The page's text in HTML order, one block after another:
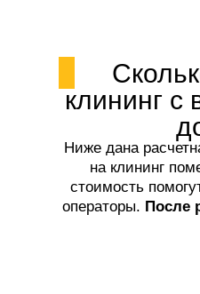
клининг с
Ниже дана
на клининг
стоимость
операторы. После